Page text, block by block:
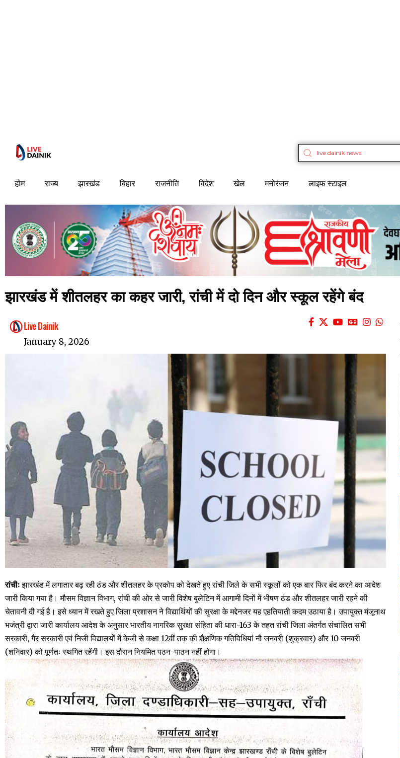
होम राज्य झारखंड बिहार राजनीति विदेश खेल मनोरंजन लाइफ स्टाइल
झारखंड में शीतलहर का कहर जारी, रांची में दो दिन और स्कूल रहेंगे बंद
Live Dainik
January 8, 2026
रांचीःझारखंड में लगातार बढ़ रही ठंड और शीतलहर के प्रकोप को देखते हुए रांची जिले के सभी स्कूलों को एक बार फिर बंद करने का आदेश
जारी किया गया है। मौसम विज्ञान विभाग, रांची की ओर से जारी विशेष बुलेटिन में आगामी दिनों में भीषण ठंड और शीतलहर जारी रहने की
चेतावनी दी गई है। इसे ध्यान में रखते हुए जिला प्रशासन ने विद्यार्थियों की सुरक्षा के मद्देनजर यह एहतियाती कदम उठाया है। उपायुक्त मंजूनाथ
भजंत्री द्वारा जारी कार्यालय आदेश के अनुसार भारतीय नागरिक सुरक्षा संहिता की धारा-163 के तहत रांची जिला अंतर्गत संचालित सभी
सरकारी, गैर सरकारी एवं निजी विद्यालयों में केजी से कक्षा 12वीं तक की शैक्षणिक गतिविधियां नौ जनवरी (शुक्रवार) और 10 जनवरी
(शनिवार) को पूर्णतः स्थगित रहेंगी। इस दौरान नियमित पठन-पाठन नहीं होगा।